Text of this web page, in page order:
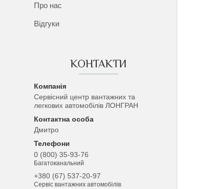
Про нас
Відгуки
КОНТАКТИ
Сервісний центр вантажних та
легкових автомобілів ЛОНГРАН
Дмитро
0 (800) 35-93-76
Багатоканальний
+380 (67) 537-20-97
Сервіс вантажних автомобілів